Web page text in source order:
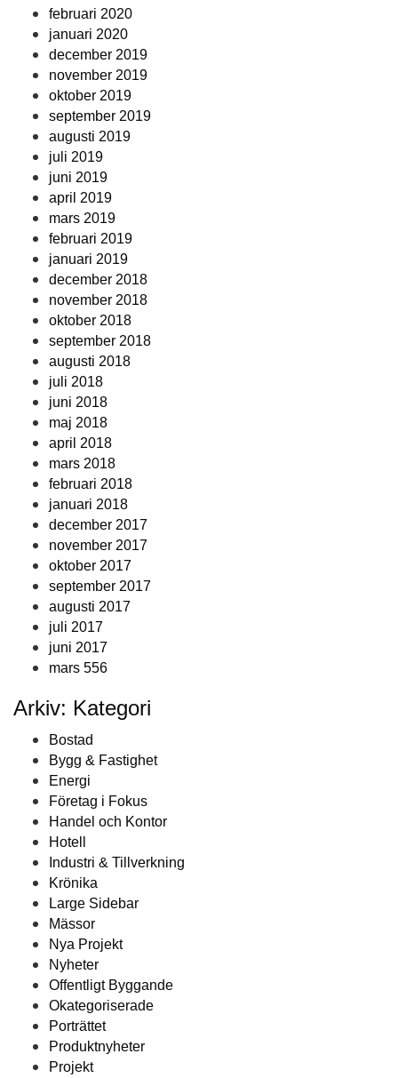
februari 2020
januari 2020
december 2019
november 2019
oktober 2019
september 2019
augusti 2019
juli 2019
juni 2019
april 2019
mars 2019
februari 2019
januari 2019
december 2018
november 2018
oktober 2018
september 2018
augusti 2018
juli 2018
juni 2018
maj 2018
april 2018
mars 2018
februari 2018
januari 2018
december 2017
november 2017
oktober 2017
september 2017
augusti 2017
juli 2017
juni 2017
mars 556
Arkiv: Kategori
Bostad
Bygg & Fastighet
Energi
Företag i Fokus
Handel och Kontor
Hotell
Industri & Tillverkning
Krönika
Large Sidebar
Mässor
Nya Projekt
Nyheter
Offentligt Byggande
Okategoriserade
Porträttet
Produktnyheter
Projekt